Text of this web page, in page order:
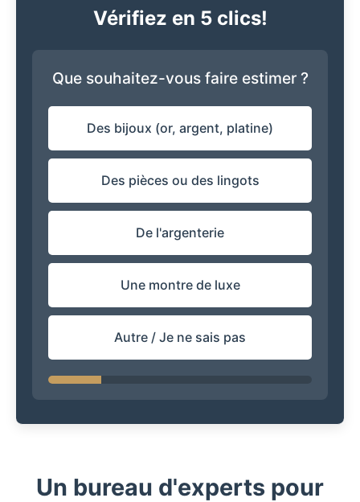
Vérifiez en 5 clics!
Que souhaitez-vous faire estimer ?
Des bijoux (or, argent, platine)
Des pièces ou des lingots
De l'argenterie
Une montre de luxe
Autre / Je ne sais pas
Un bureau d'experts pour